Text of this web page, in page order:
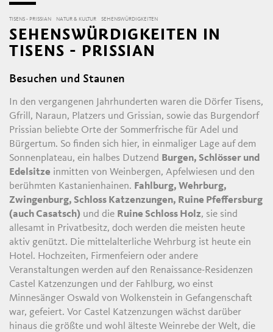
TISENS - PRISSIAN NATUR & KULTUR SEHENSWÜRDIGKEITEN
SEHENSWÜRDIGKEITEN IN
TISENS - PRISSIAN
Besuchen und Staunen
In den vergangenen Jahrhunderten waren die Dörfer Tisens,
Gfrill, Naraun, Platzers und Grissian, sowie das Burgendorf
Prissian beliebte Orte der Sommerfrische für Adel und
Bürgertum. So finden sich hier, in einmaliger Lage auf dem
Sonnenplateau, ein halbes Dutzend Burgen, Schlösser und
Edelsitze inmitten von Weinbergen, Apfelwiesen und den
berühmten Kastanienhainen. Fahlburg, Wehrburg,
Zwingenburg, Schloss Katzenzungen, Ruine Pfeffersburg
(auch Casatsch) und die Ruine Schloss Holz, sie sind
allesamt in Privatbesitz, doch werden die meisten heute
aktiv genützt. Die mittelalterliche Wehrburg ist heute ein
Hotel. Hochzeiten, Firmenfeiern oder andere
Veranstaltungen werden auf den Renaissance-Residenzen
Castel Katzenzungen und der Fahlburg, wo einst
Minnesänger Oswald von Wolkenstein in Gefangenschaft
war, gefeiert. Vor Castel Katzenzungen wächst darüber
hinaus die größte und wohl älteste Weinrebe der Welt, die